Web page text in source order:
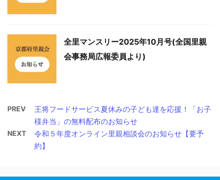
全里マンスリー2025年10月号(全国里親
会事務局広報委員より)
PREV
王将フードサービス夏休みの子ども達を応援！「お子
様弁当」の無料配布のお知らせ
NEXT
令和５年度オンライン里親相談会のお知らせ【要予
約】